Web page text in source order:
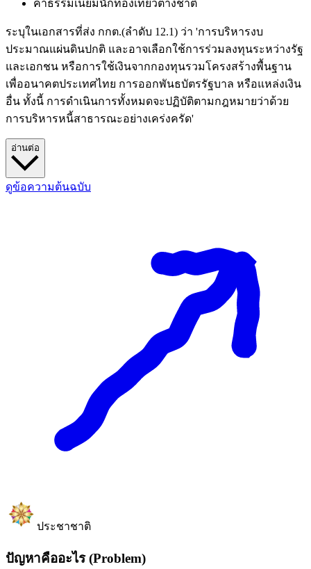
ค่าธรรมเนียมนักท่องเที่ยวต่างชาติ
ระบุในเอกสารที่ส่ง กกต.(ลำดับ 12.1) ว่า 'การบริหารงบ
ประมาณแผ่นดินปกติ และอาจเลือกใช้การร่วมลงทุนระหว่างรัฐ
และเอกชน หรือการใช้เงินจากกองทุนรวมโครงสร้างพื้นฐาน
เพื่ออนาคตประเทศไทย การออกพันธบัตรรัฐบาล หรือแหล่งเงิน
อื่น ทั้งนี้ การดำเนินการทั้งหมดจะปฏิบัติตามกฎหมายว่าด้วย
การบริหารหนี้สาธารณะอย่างเคร่งครัด'
อ่านต่อ
ดูข้อความต้นฉบับ
ประชาชาติ
ปัญหาคืออะไร (Problem)